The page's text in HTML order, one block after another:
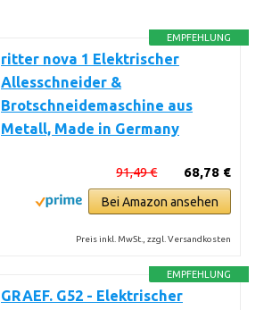
EMPFEHLUNG
ritter nova 1 Elektrischer
Allesschneider &
Brotschneidemaschine aus
Metall, Made in Germany
68,78 €
91,49 €
Bei Amazon ansehen
Preis inkl. MwSt., zzgl. Versandkosten
EMPFEHLUNG
GRAEF. G52 - Elektrischer